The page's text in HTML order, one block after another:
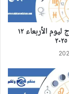
توقعات الأبراج ليوم الأربعاء ١٢